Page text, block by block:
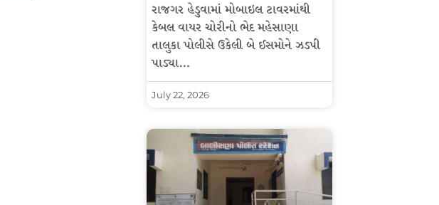
રાજગર હેડુવામાં મોબાઇલ ટાવરમાંથી
કેબલ વાયર ચોરીનો ભેદ મહેસાણા
તાલુકા પોલીસે ઉકેલી બે ઈસમોને ઝડપી
પાડ્યા…
July 22, 2026